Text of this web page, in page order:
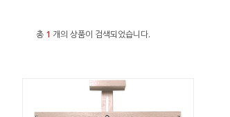
총 1 개의 상품이 검색되었습니다.